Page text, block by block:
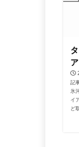
記
氷
イ
ど